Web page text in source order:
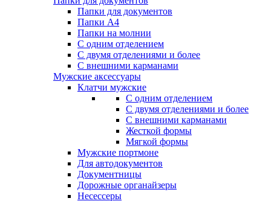
Папки для документов
Папки А4
Папки на молнии
С одним отделением
С двумя отделениями и более
С внешними карманами
Мужские аксессуары
Клатчи мужские
С одним отделением
С двумя отделениями и более
С внешними карманами
Жесткой формы
Мягкой формы
Мужские портмоне
Для автодокументов
Документницы
Дорожные органайзеры
Несессеры